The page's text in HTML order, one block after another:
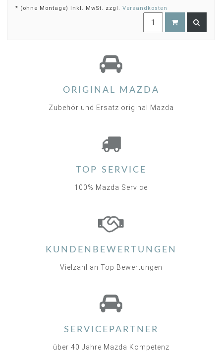
* (ohne Montage) Inkl. MwSt. zzgl. Versandkosten
ORIGINAL MAZDA
Zubehör und Ersatz original Mazda
TOP SERVICE
100% Mazda Service
KUNDENBEWERTUNGEN
Vielzahl an Top Bewertungen
SERVICEPARTNER
über 40 Jahre Mazda Kompetenz